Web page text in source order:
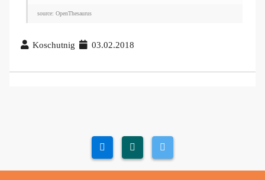
source: OpenThesaurus
Koschutnig 03.02.2018